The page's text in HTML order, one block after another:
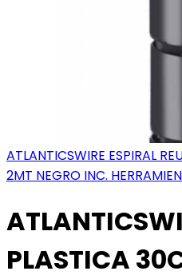
ATLANTICSWIRE ESPIRAL
2MT NEGRO INC.
PLASTICA